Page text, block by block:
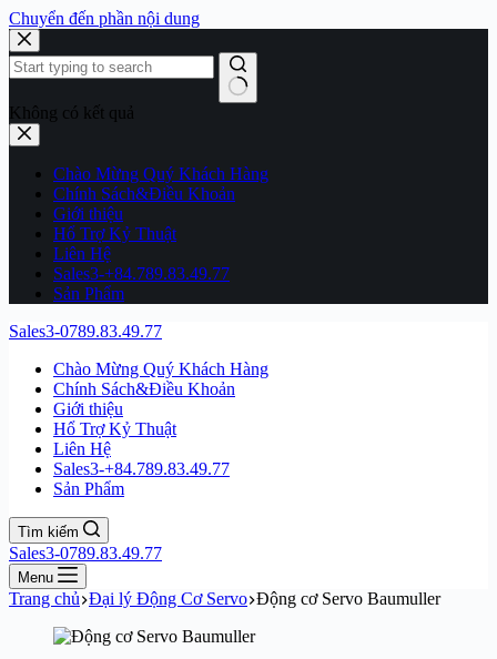
Chuyển đến phần nội dung
Không có kết quả
Chào Mừng Quý Khách Hàng
Chính Sách&Điều Khoản
Giới thiệu
Hổ Trợ Kỷ Thuật
Liên Hệ
Sales3-+84.789.83.49.77
Sản Phẩm
Sales3-0789.83.49.77
Chào Mừng Quý Khách Hàng
Chính Sách&Điều Khoản
Giới thiệu
Hổ Trợ Kỷ Thuật
Liên Hệ
Sales3-+84.789.83.49.77
Sản Phẩm
Tìm kiếm
Sales3-0789.83.49.77
Menu
Trang chủ Đại lý Động Cơ Servo Động cơ Servo Baumuller